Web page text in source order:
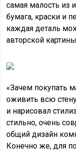
самая малость из
бумага, краски и
каждая деталь
авторской
«Зачем покупать
оживить всю
и нарисовал
стильно, очень
общий дизайн
Конечно же, для